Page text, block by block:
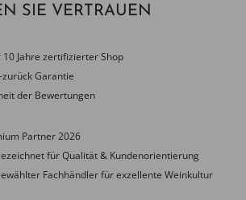
SIE VERTRAUEN
10 Jahre zertifizierter Shop
zurück Garantie
der Bewertungen
Partner 2026
für Qualität & Kundenorientierung
Fachhändler für exzellente Weinkultur